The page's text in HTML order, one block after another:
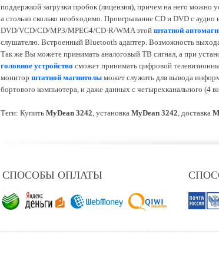
поддержкой загрузки пробок (лицензия), причем на него можно
а столько сколько необходимо. Проигрывание CD и DVD с
DVD/VCD/CD/MP3/MPEG4/CD-R/WMA этой штатной
слушателю. Встроенный Bluetooth адаптер. Возможность
Так же Вы можете принимать аналоговый ТВ сигнал, а при
головное устройство сможет принимать цифровой
монитор штатной магнитолы может служить для вывода
бортового компьютера, и даже данных с четырехканального (4
Теги: Купить MyDean 3242 , установка MyDean 3242 , доставка
СПОСОБЫ ОПЛАТЫ